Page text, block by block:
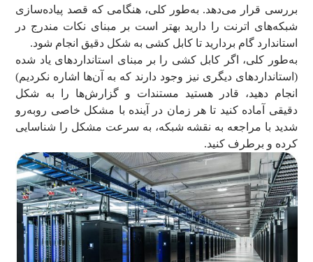
بررسی قرار می‌دهد. به‌طور کلی، هنگامی که قصد پیاده‌سازی
شبکه‌های اترنت را دارید بهتر است بر مبنای نکات مندرج در
استاندارد گام بردارید تا کابل کشی به شکل دقیق انجام شود.
به‌طور کلی، اگر کابل کشی را بر مبنای استانداردهای یاد شده
(استانداردهای دیگری نیز وجود دارند که به آن‌ها اشاره نکردیم)
انجام دهید، قادر هستید مستندات و گزارش‌ها را به شکل
دقیقی آماده کنید تا هر زمان در آینده با مشکل خاصی روبه‌رو
شدید با مراجعه به نقشه شبکه، به سرعت مشکل را شناسایی
کرده و برطرف کنید.